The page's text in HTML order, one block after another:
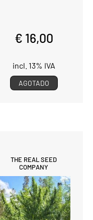
€ 16,00
incl. 13% IVA
AGOTADO
THE REAL SEED
COMPANY